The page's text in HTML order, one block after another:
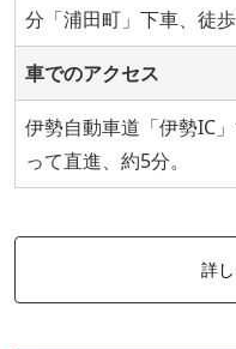
分「浦田町」下車、徒歩
車でのアクセス
伊勢自動車道「伊勢IC
って直進、約5分。
詳